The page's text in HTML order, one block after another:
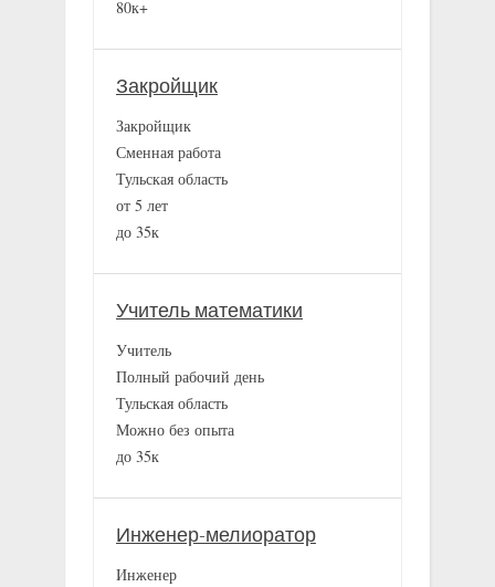
80к+
Закройщик
Закройщик
Сменная работа
Тульская область
от 5 лет
до 35к
Учитель математики
Учитель
Полный рабочий день
Тульская область
Можно без опыта
до 35к
Инженер-мелиоратор
Инженер